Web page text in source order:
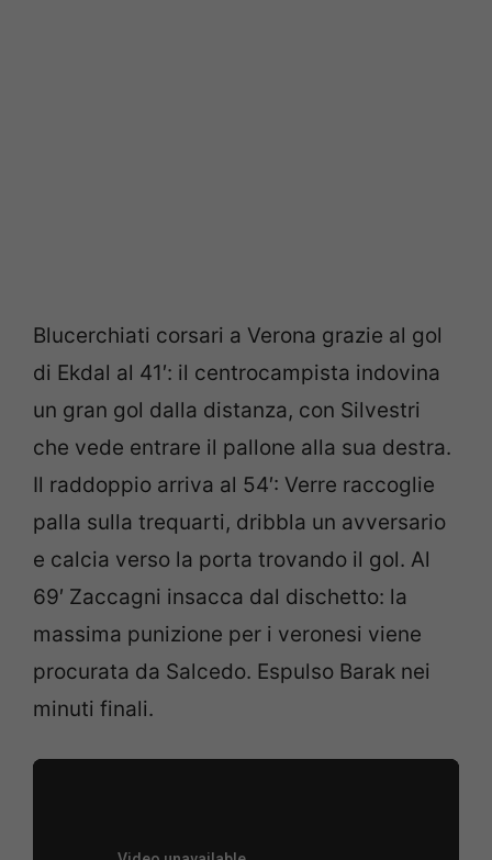
Blucerchiati corsari a Verona grazie al gol
di Ekdal al 41′: il centrocampista indovina
un gran gol dalla distanza, con Silvestri
che vede entrare il pallone alla sua destra.
Il raddoppio arriva al 54′: Verre raccoglie
palla sulla trequarti, dribbla un avversario
e calcia verso la porta trovando il gol. Al
69′ Zaccagni insacca dal dischetto: la
massima punizione per i veronesi viene
procurata da Salcedo. Espulso Barak nei
minuti finali.